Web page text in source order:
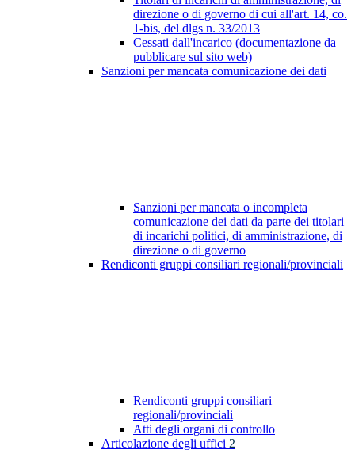
direzione o di governo di cui all'art. 14, co.
1-bis, del dlgs n. 33/2013
Cessati dall'incarico (documentazione da
pubblicare sul sito web)
Sanzioni per mancata comunicazione dei dati
Sanzioni per mancata o incompleta
comunicazione dei dati da parte dei titolari
di incarichi politici, di amministrazione, di
direzione o di governo
Rendiconti gruppi consiliari regionali/provinciali
Rendiconti gruppi consiliari
regionali/provinciali
Atti degli organi di controllo
Articolazione degli uffici 2